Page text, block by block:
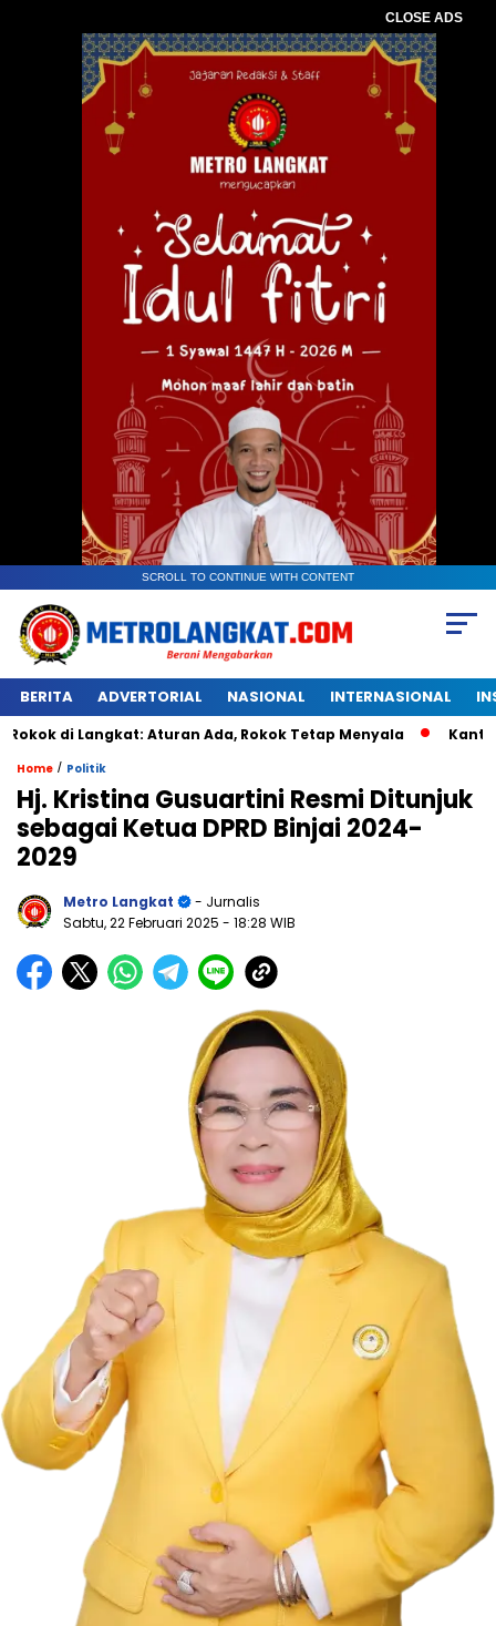
CLOSE ADS
SCROLL TO CONTINUE WITH CONTENT
BERITA ADVERTORIAL NASIONAL INTERNASIONAL
Langkat: Aturan Ada, Rokok Tetap Menyala Kantongan
Home / Politik
Hj. Kristina Gusuartini Resmi Ditunjuk
sebagai Ketua DPRD Binjai 2024-
2029
Metro Langkat
- Jurnalis
Sabtu, 22 Februari 2025 - 18:28 WIB